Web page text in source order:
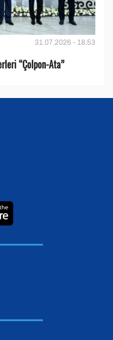
31.07.2026 - 18:53
“Çolpon-Ata”